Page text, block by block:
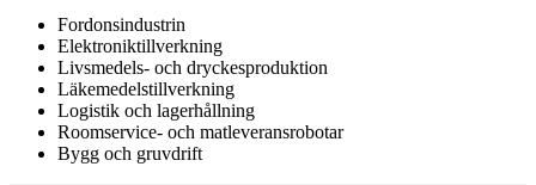
Fordonsindustrin
Elektroniktillverkning
Livsmedels- och dryckesproduktion
Läkemedelstillverkning
Logistik och lagerhållning
Roomservice- och matleveransrobotar
Bygg och gruvdrift